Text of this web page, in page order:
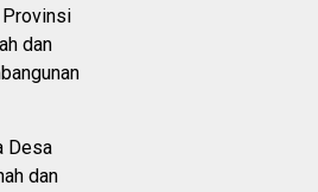
dan
Desa
dan